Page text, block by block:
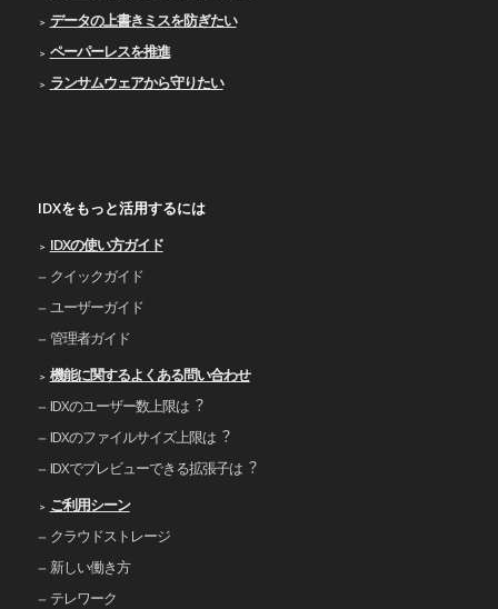
データの上書きミスを防ぎたい
ペーパーレスを推進
ランサムウェアから守りたい
IDXをもっと活用するには
IDXの使い⽅ガイド
クイックガイド
ユーザーガイド
管理者ガイド
機能に関するよくある問い合わせ
IDXのユーザー数上限は︖
IDXのファイルサイズ上限は︖
IDXでプレビューできる拡張⼦は︖
ご利⽤シーン
クラウドストレージ
新しい働き⽅
テレワーク